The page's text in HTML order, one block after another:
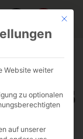
Mit
Website weiter
zu optionalen
auf unserer